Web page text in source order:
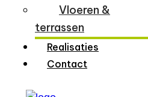
Vloeren &
terrassen
Realisaties
Contact